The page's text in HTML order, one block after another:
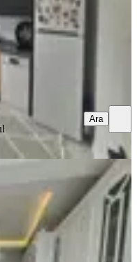
Kaya
Ara
Mah. Polis Karakolu
Daire
·11.07.2026